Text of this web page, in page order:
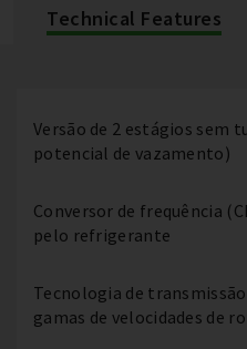
Technical Features
Versão de 2 estágios sem
potencial de vazamento)
Conversor de frequência
pelo refrigerante
Tecnologia de
gamas de velocidades de